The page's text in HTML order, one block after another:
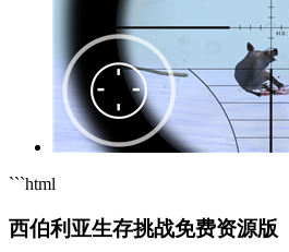
```html
西伯利亚生存挑战免费资源版